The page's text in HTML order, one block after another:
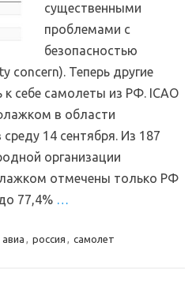
существенными
проблемами с
безопасностью
concern). Теперь другие
к себе самолеты из РФ. ICAO
в области
14 сентября. Из 187
организации
отмечены только РФ
77,4% …
авиа , россия , самолет